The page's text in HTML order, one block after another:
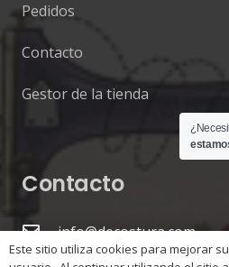
Pedidos
Contacto
Gestor de la tienda
Contacto
info@decostura.com
Este sitio utiliza cookies para mejorar